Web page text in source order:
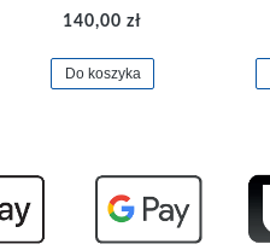
140,00 zł
Do koszyka